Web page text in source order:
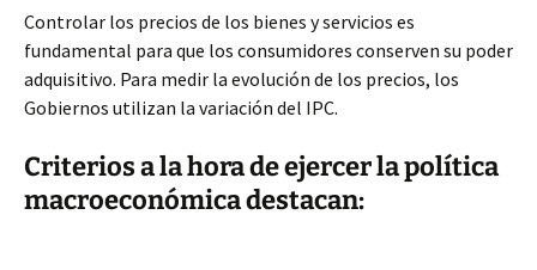
Controlar los precios de los bienes y servicios es
fundamental para que los consumidores conserven su poder
adquisitivo. Para medir la evolución de los precios, los
Gobiernos utilizan la variación del IPC.
Criterios a la hora de ejercer la política
macroeconómica destacan: